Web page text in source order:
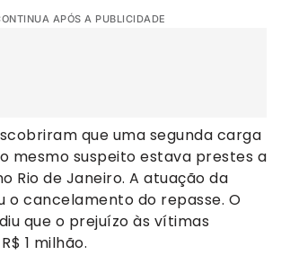
APÓS A PUBLICIDADE
que uma segunda carga
mesmo suspeito estava prestes a
Rio de Janeiro. A atuação da
o cancelamento do repasse. O
que o prejuízo às vítimas
1 milhão.